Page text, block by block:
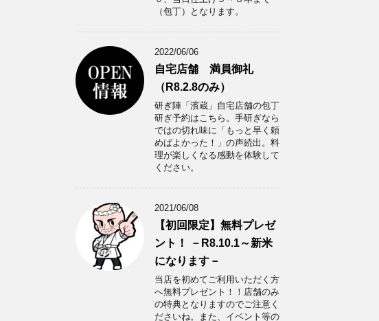
（包丁）となります。
2022/06/06
自宅店舗 満員御礼
（R8.2.8のみ）
研ぎ陣「濱蔵」自宅店舗の包丁
研ぎ予約はこちら。手研ぎなら
ではの切れ味に「もっと早く頼
めばよかった！」の声続出。料
理が楽しくなる感動を体験して
ください。
2021/06/08
【初回限定】無料プレゼ
ント！ －R8.10.1～新米
になります－
当店を初めてご利用いただく方
へ無料プレゼント！！店舗のみ
の特典となりますのでご注意く
ださいね。また、イベント等の